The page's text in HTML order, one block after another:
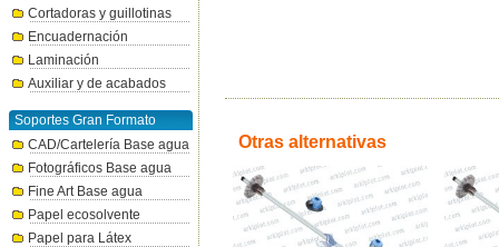
Cortadoras y guillotinas
Encuadernación
Laminación
Auxiliar y de acabados
Soportes Gran Formato
CAD/Cartelería Base agua
Fotográficos Base agua
Fine Art Base agua
Papel ecosolvente
Papel para Látex
Otras alternativas